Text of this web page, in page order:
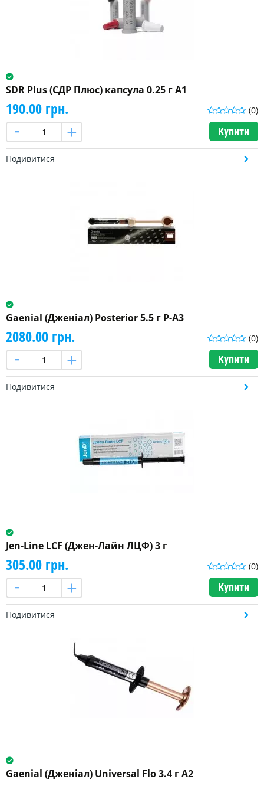
SDR Plus (СДР Плюс) капсула 0.25 г A1
(0)
190.00 грн.
Купити
Подивитися
Gaenial (Дженіал) Posterior 5.5 г P-A3
(0)
2080.00 грн.
Купити
Подивитися
Jen-Line LCF (Джен-Лайн ЛЦФ) 3 г
(0)
305.00 грн.
Купити
Подивитися
Gaenial (Дженіал) Universal Flo 3.4 г A2